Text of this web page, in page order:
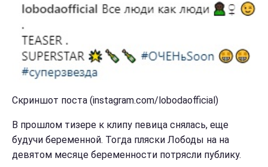
Скриншот поста (instagram.com/lobodaofficial)
В прошлом тизере к клипу певица снялась, еще
будучи беременной. Тогда пляски Лободы на на
девятом месяце беременности потрясли публику.